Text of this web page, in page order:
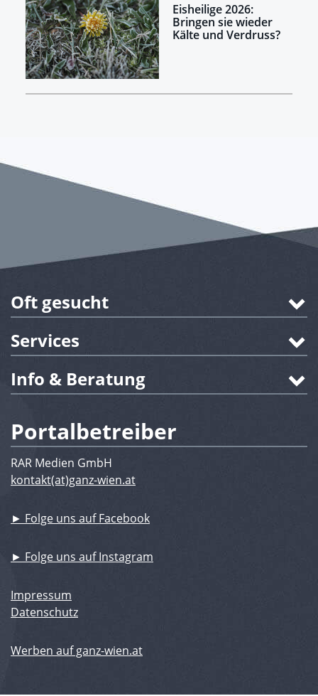
Eisheilige 2026:
Bringen sie wieder
Kälte und Verdruss?
Oft gesucht
Services
Info & Beratung
Portalbetreiber
RAR Medien GmbH
kontakt(at)ganz-wien.at
► Folge uns auf Facebook
► Folge uns auf Instagram
Impressum
Datenschutz
Werben auf ganz-wien.at